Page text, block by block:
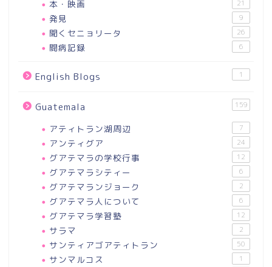
本・映画 21
発見 9
聞くセニョリータ 26
闘病記録 6
English Blogs 1
Guatemala 159
アティトラン湖周辺 7
アンティグア 24
グアテマラの学校行事 12
グアテマラシティー 6
グアテマランジョーク 2
グアテマラ人について 6
グアテマラ学習塾 12
サラマ 2
サンティアゴアティトラン 50
サンマルコス 1